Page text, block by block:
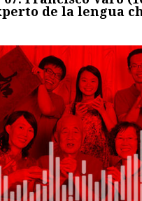
de la lengua